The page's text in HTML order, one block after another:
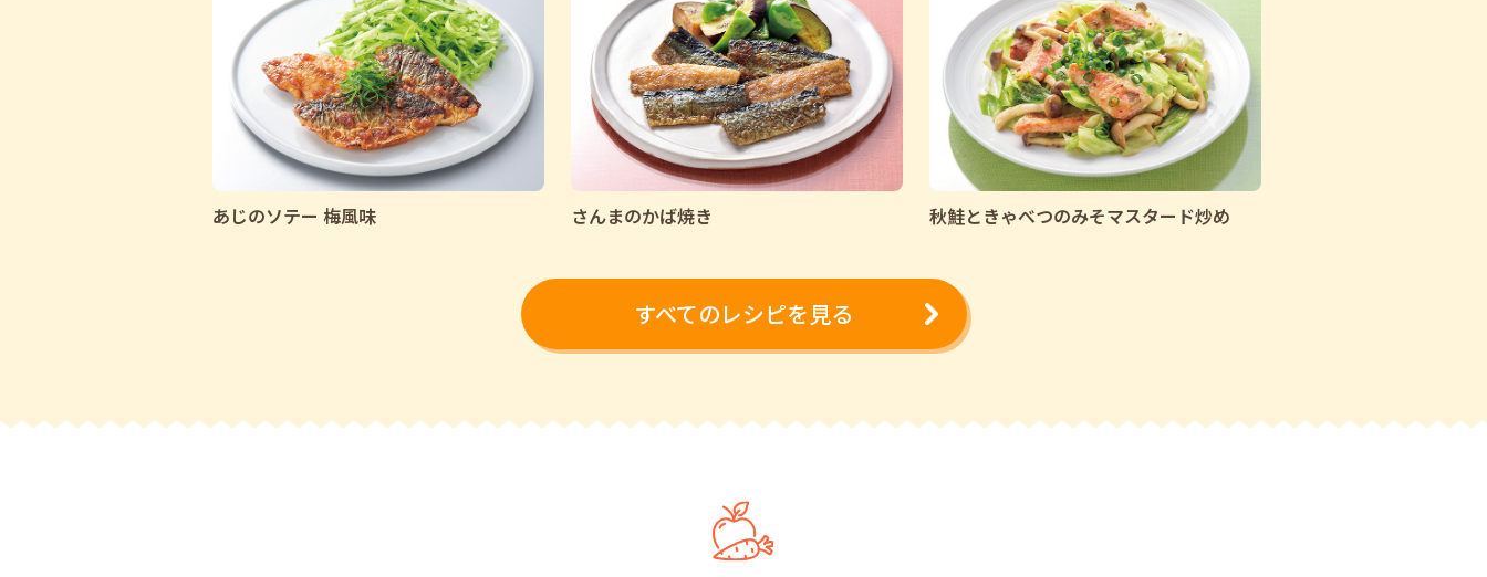
あじのソテー 梅風味 さんまのかば焼き 秋鮭ときゃべつのみそマスタード炒め
すべてのレシピを見る